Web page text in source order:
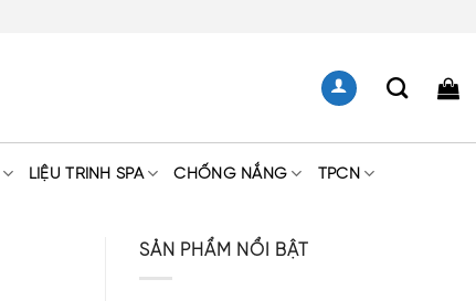
LIỆU TRÌNH SPA CHỐNG NẮNG TPCN
SẢN PHẨM NỔI BẬT